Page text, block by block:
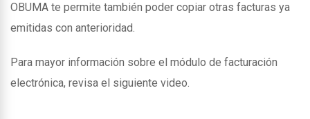
OBUMA te permite también poder copiar otras facturas ya
emitidas con anterioridad.
Para mayor información sobre el módulo de facturación
electrónica, revisa el siguiente video.